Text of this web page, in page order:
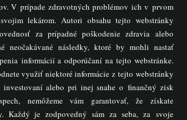
V prípade zdravotných problémov ich v prvom
lekárom. Autori obsahu tejto webstránky
za prípadné poškodenie zdravia alebo
neočakávané následky, ktoré by mohli nastať
informácií a odporúčaní na tejto webstránke.
využiť niektoré informácie z tejto webstránky
investovaní alebo pri inej snahe o finančný zisk
nemôžeme vám garantovať, že získate
Každý je zodpovedný sám za seba, za svoje